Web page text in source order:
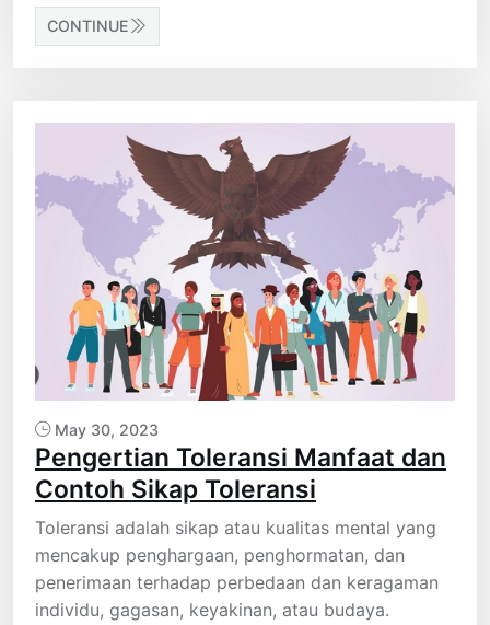
CONTINUE
May 30, 2023
Pengertian Toleransi Manfaat dan
Contoh Sikap Toleransi
Toleransi adalah sikap atau kualitas mental yang
mencakup penghargaan, penghormatan, dan
penerimaan terhadap perbedaan dan keragaman
individu, gagasan, keyakinan, atau budaya.